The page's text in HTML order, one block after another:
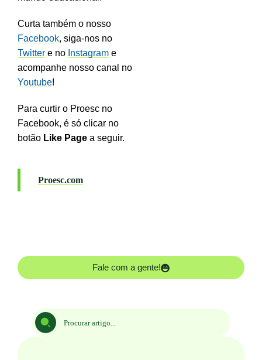
Curta também o nosso
Facebook, siga-nos no
Twitter e no Instagram e
acompanhe nosso canal no
Youtube!
Para curtir o Proesc no
Facebook, é só clicar no
botão Like Page a seguir.
Proesc.com
Fale com a gente!